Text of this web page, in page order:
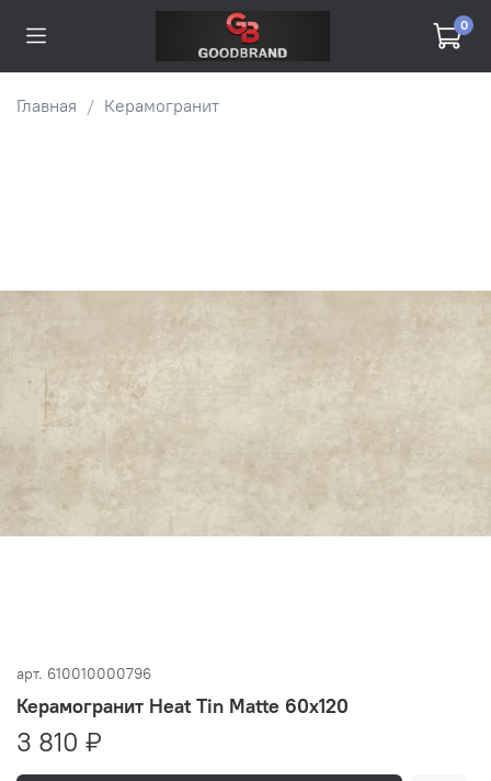
0
Главная Керамогранит
арт. 610010000796
Керамогранит Heat Tin Matte 60x120
3 810 ₽